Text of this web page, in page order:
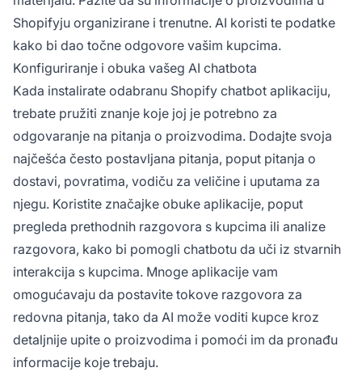
Shopifyju organizirane i trenutne. AI koristi te podatke
kako bi dao točne odgovore vašim kupcima.
Konfiguriranje i obuka vašeg AI chatbota
Kada instalirate odabranu Shopify chatbot aplikaciju,
trebate pružiti znanje koje joj je potrebno za
odgovaranje na pitanja o proizvodima. Dodajte svoja
najčešća često postavljana pitanja, poput pitanja o
dostavi, povratima, vodiču za veličine i uputama za
njegu. Koristite značajke obuke aplikacije, poput
pregleda prethodnih razgovora s kupcima ili analize
razgovora, kako bi pomogli chatbotu da uči iz stvarnih
interakcija s kupcima. Mnoge aplikacije vam
omogućavaju da postavite tokove razgovora za
redovna pitanja, tako da AI može voditi kupce kroz
detaljnije upite o proizvodima i pomoći im da pronađu
informacije koje trebaju.